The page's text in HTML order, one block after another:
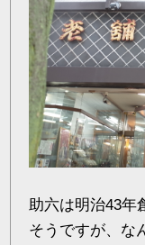
助六は明治43年
そうですが、な